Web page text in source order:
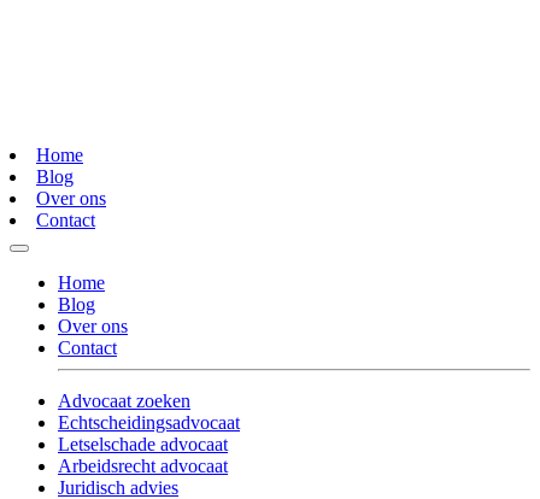
Home
Blog
Over ons
Contact
Home
Blog
Over ons
Contact
Advocaat zoeken
Echtscheidingsadvocaat
Letselschade advocaat
Arbeidsrecht advocaat
Juridisch advies